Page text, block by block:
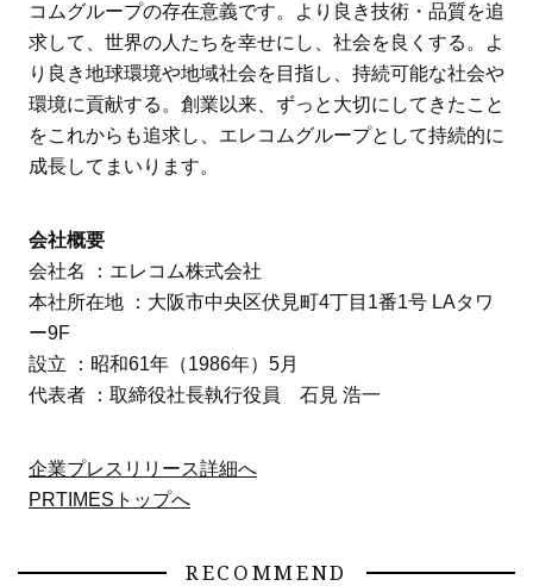
コムグループの存在意義です。より良き技術・品質を追
求して、世界の人たちを幸せにし、社会を良くする。よ
り良き地球環境や地域社会を目指し、持続可能な社会や
環境に貢献する。創業以来、ずっと大切にしてきたこと
をこれからも追求し、エレコムグループとして持続的に
成長してまいります。
会社概要
会社名 ：エレコム株式会社
本社所在地 ：大阪市中央区伏見町4丁目1番1号 LAタワ
ー9F
設立 ：昭和61年（1986年）5月
代表者 ：取締役社長執行役員 石見 浩一
企業プレスリリース詳細へ
PRTIMESトップへ
RECOMMEND